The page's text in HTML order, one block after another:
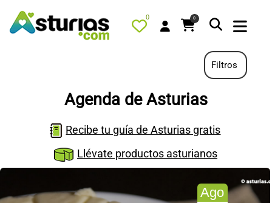
0 0
PORTADA
QUÉ HACER
ALOJAMIENTOS
TURISMO ACTIVO
Filtros
Agenda de Asturias
Recibe tu guía de Asturias gratis
Llévate productos asturianos
Ago